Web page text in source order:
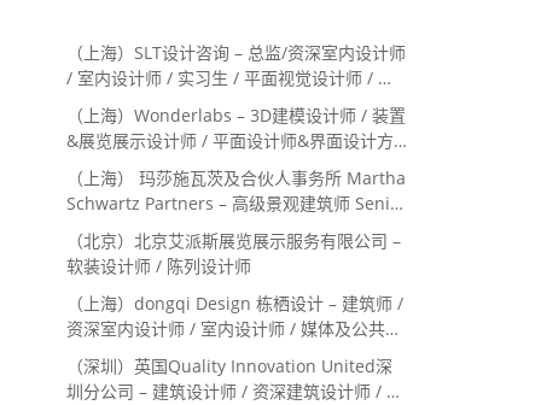
（上海）SLT设计咨询 – 总监/资深室内设计师
/ 室内设计师 / 实习生 / 平面视觉设计师 / 项
目经理/中后期负责人 / 媒体公关负责人 / 服
务体验设计师
（上海）Wonderlabs – 3D建模设计师 / 装置
&展览展示设计师 / 平面设计师&界面设计方
向
（上海） 玛莎施瓦茨及合伙人事务所 Martha
Schwartz Partners – 高级景观建筑师 Senior
Landscape Designer / 景观建筑师
Landscape Designer
（北京）北京艾派斯展览展示服务有限公司 –
软装设计师 / 陈列设计师
（上海）dongqi Design 栋栖设计 – 建筑师 /
资深室内设计师 / 室内设计师 / 媒体及公共关
系主管 / 设计实习生（常年招聘）
（深圳）英国Quality Innovation United深
圳分公司 – 建筑设计师 / 资深建筑设计师 / 室